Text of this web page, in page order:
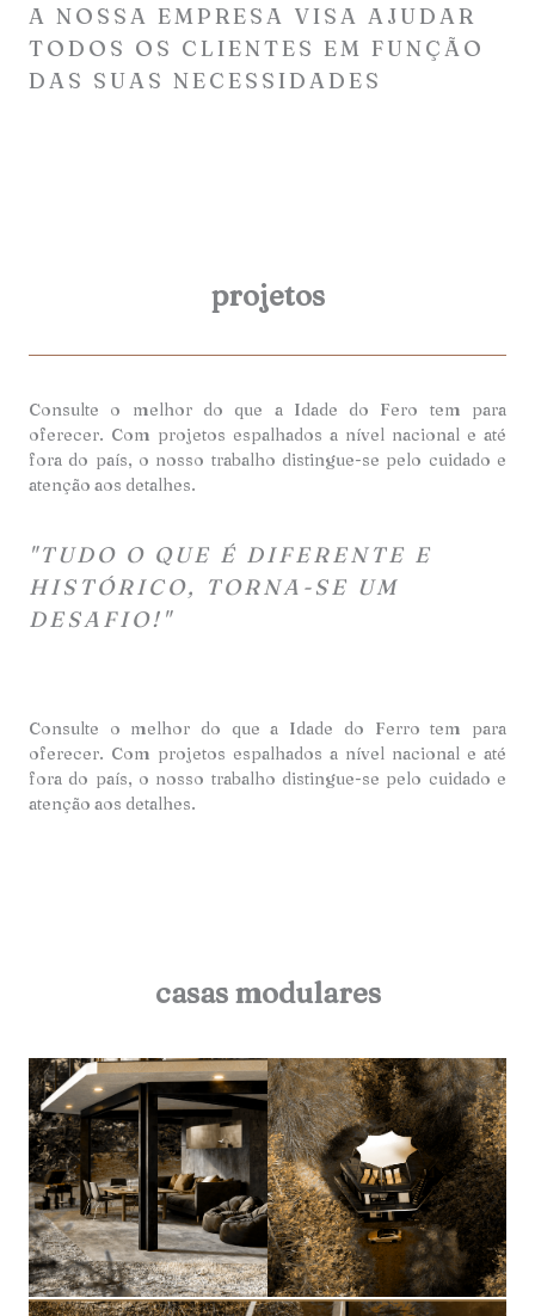
A NOSSA EMPRESA VISA AJUDAR
TODOS OS CLIENTES EM FUNÇÃO
DAS SUAS NECESSIDADES
Consulte o melhor do que a Idade do Ferro tem para
oferecer. Com projetos espalhados a nível nacional e até
fora do país, o nosso trabalho distingue-se pelo cuidado e
atenção aos detalhes.
projetos
Consulte o melhor do que a Idade do Fero tem para
oferecer. Com projetos espalhados a nível nacional e até
fora do país, o nosso trabalho distingue-se pelo cuidado e
atenção aos detalhes.
"TUDO O QUE É DIFERENTE E
HISTÓRICO, TORNA-SE UM
DESAFIO!"
casas modulares